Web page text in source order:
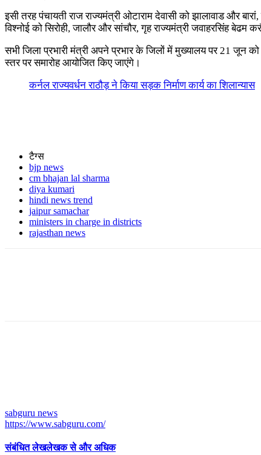
इसी तरह पंचायती राज राज्यमंत्री ओटाराम देवासी को झालावाड और
विश्नोई को सिरोही, जालौर और सांचौर, गृह राज्यमंत्री जवाहरसिंह बेढम
सभी जिला प्रभारी मंत्री अपने प्रभार के जिलों में मुख्यालय पर 21 जून
स्तर पर समारोह आयोजित किए जाएंगे।
कर्नल राज्यवर्धन राठौड़ ने किया सड़क निर्माण कार्य का शिलान्यास
टैग्स
bjp news
cm bhajan lal sharma
diya kumari
hindi news trend
jaipur samachar
ministers in charge in districts
rajasthan news
sabguru news
https://www.sabguru.com/
संबंधित लेखलेखक से और अधिक